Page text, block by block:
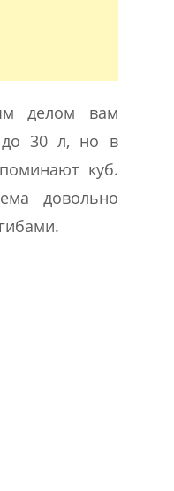
делом вам
до 30 л, но в
куб.
довольно